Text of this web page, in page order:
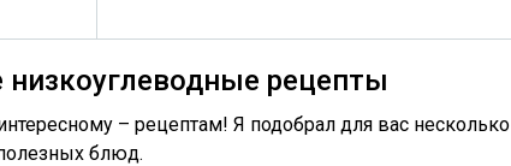
рецепты
– рецептам! Я подобрал для вас несколько
блюд.